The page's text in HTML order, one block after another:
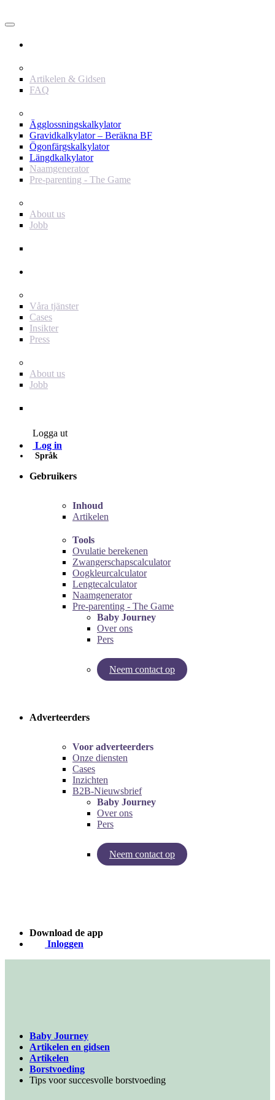
Artikelen & Gidsen
FAQ
Ägglossningskalkylator
Gravidkalkylator – Beräkna BF
Ögonfärgskalkylator
Längdkalkylator
Naamgenerator
Pre-parenting - The Game
About us
Jobb
Våra tjänster
Cases
Insikter
Press
About us
Jobb
Logga ut
Log in
Språk
Gebruikers
Inhoud
Artikelen
Tools
Ovulatie berekenen
Zwangerschapscalculator
Oogkleurcalculator
Lengtecalculator
Naamgenerator
Pre-parenting - The Game
Baby Journey
Over ons
Pers
Neem contact op
Try our pregnancy calculator!
Adverteerders
Voor adverteerders
Onze diensten
Cases
Inzichten
B2B-Nieuwsbrief
Baby Journey
Over ons
Pers
Neem contact op
Inzichten van Baby Journey
Download de app
Inloggen
Baby Journey
Artikelen en gidsen
Artikelen
Borstvoeding
Tips voor succesvolle borstvoeding